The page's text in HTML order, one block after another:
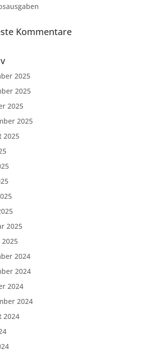
Kommentare
2025
2025
2025
2025
2025
2025
2025
2024
2024
2024
2024
2024